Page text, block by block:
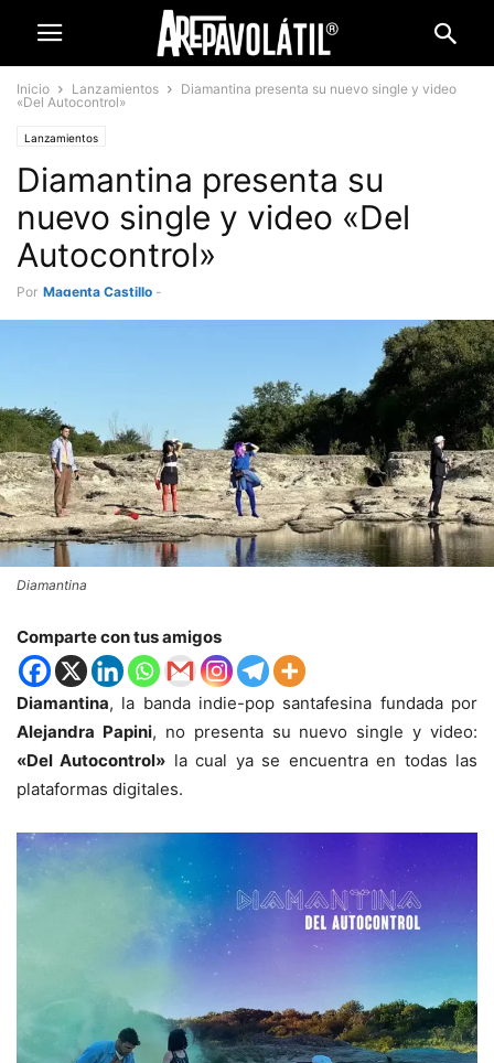
Inicio Lanzamientos
Diamantina presenta su nuevo single y video
«Del Autocontrol»
Lanzamientos
Diamantina presenta su
nuevo single y video «Del
Autocontrol»
Por Magenta Castillo -
Diamantina
Comparte con tus amigos
Diamantina, la banda indie-pop santafesina fundada por
Alejandra Papini, no presenta su nuevo single y video:
«Del Autocontrol» la cual ya se encuentra en todas las
plataformas digitales.